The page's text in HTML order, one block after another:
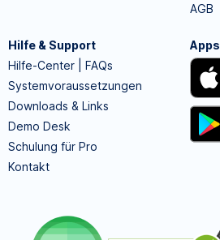
AGB
Hilfe & Support
Hilfe-Center | FAQs
Systemvoraussetzungen
Downloads & Links
Demo Desk
Schulung für Pro
Kontakt
Apps